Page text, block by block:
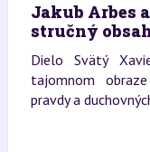
Jakub Arbes
stručný
Dielo Svätý
tajomnom
pravdy a